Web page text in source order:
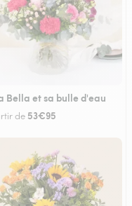
Bella et sa bulle d'eau
de 53€95